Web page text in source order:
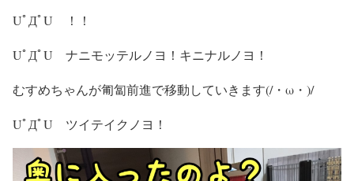
UﾟДﾟU ！！
UﾟДﾟU ナニモッテルノヨ！キニナルノヨ！
むすめちゃんが匍匐前進で移動していきます(/・ω・)/
UﾟДﾟU ツイテイクノヨ！